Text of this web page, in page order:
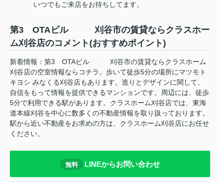
いつでもご来店をお待ちしてます。
第3 OTAビル 刈谷市の賃貸ならクラスホー
ム刈谷店のコメント(おすすめポイント)
新着情報：第3 OTAビル 刈谷市の賃貸ならクラスホーム
刈谷店の空室情報ならコチラ。歩いて徒歩5分の場所にマツモト
キヨシ みなくる刈谷店もあります。造りとデザインに関して、
自信をもって情報を提供できるマンションです。周辺には、徒歩
5分で利用できる駅があります。クラスホーム刈谷店では、東海
道本線刈谷を中心に数多くの不動産情報を取り扱っております。
駅から近い不動産をお求めの方は、クラスホーム刈谷店にお任せ
ください。
無料 LINEからお問い合わせ